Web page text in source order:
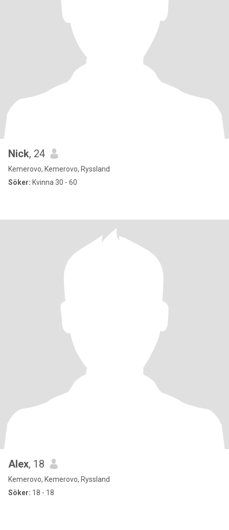
Nick, 24
Kemerovo, Kemerovo, Ryssland
Söker: Kvinna 30 - 60
Alex, 18
Kemerovo, Kemerovo, Ryssland
Söker: 18 - 18